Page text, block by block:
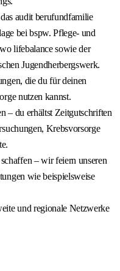
audit berufundfamilie
bei bspw. Pflege- und
lifebalance sowie der
Jugendherbergswerk.
die du für deinen
nutzen kannst.
– du erhältst Zeitgutschriften
Krebsvorsorge
– wir feiern unseren
wie beispielsweise
und regionale Netzwerke